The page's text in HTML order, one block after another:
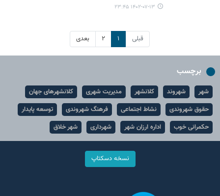
۱۴۰۲-۰۷-۱۳ ۲۳:۴۵
قبلی ۱ ۲ بعدی
برچسب
شهر شهروند کلانشهر مدیریت شهری
کلانشهرهای جهان
حقوق شهروندی
نشاط اجتماعی فرهنگ شهروندی
توسعه پایدار
حکمرانی خوب
اداره ارزان شهر شهرداری شهر خلاق
نسخه دسکتاپ